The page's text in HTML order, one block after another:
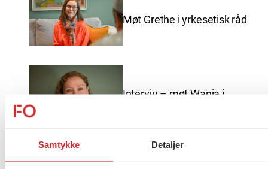
Samtykke Detaljer
Møt Grethe i yrkesetisk råd
Intervju – møt Wanja i